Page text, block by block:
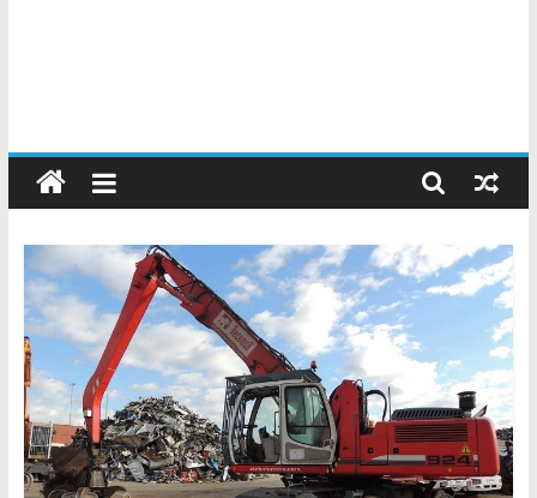
Chatarreros
–
Precio
de
Chatarra
Directorio